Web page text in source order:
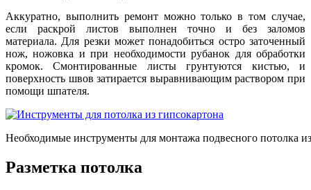
Аккуратно, выполнить ремонт можно только в том случае,
если раскрой листов выполнен точно и без заломов
материала. Для резки может понадобиться остро заточенный
нож, ножовка и при необходимости рубанок для обработки
кромок. Смонтированные листы грунтуются кистью, и
поверхность швов затирается выравнивающим раствором при
помощи шпателя.
Необходимые инструменты для монтажа подвесного потолка
Разметка потолка